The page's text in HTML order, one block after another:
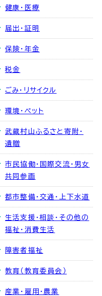
健康・医療
届出・証明
保険・年金
税金
ごみ・リサイクル
環境・ペット
武蔵村山ふるさと寄附・
遺贈
市民協働・国際交流・男女
共同参画
都市整備・交通・上下水道
生活支援・相談・その他の
福祉・消費生活
障害者福祉
教育（教育委員会）
産業・雇用・農業